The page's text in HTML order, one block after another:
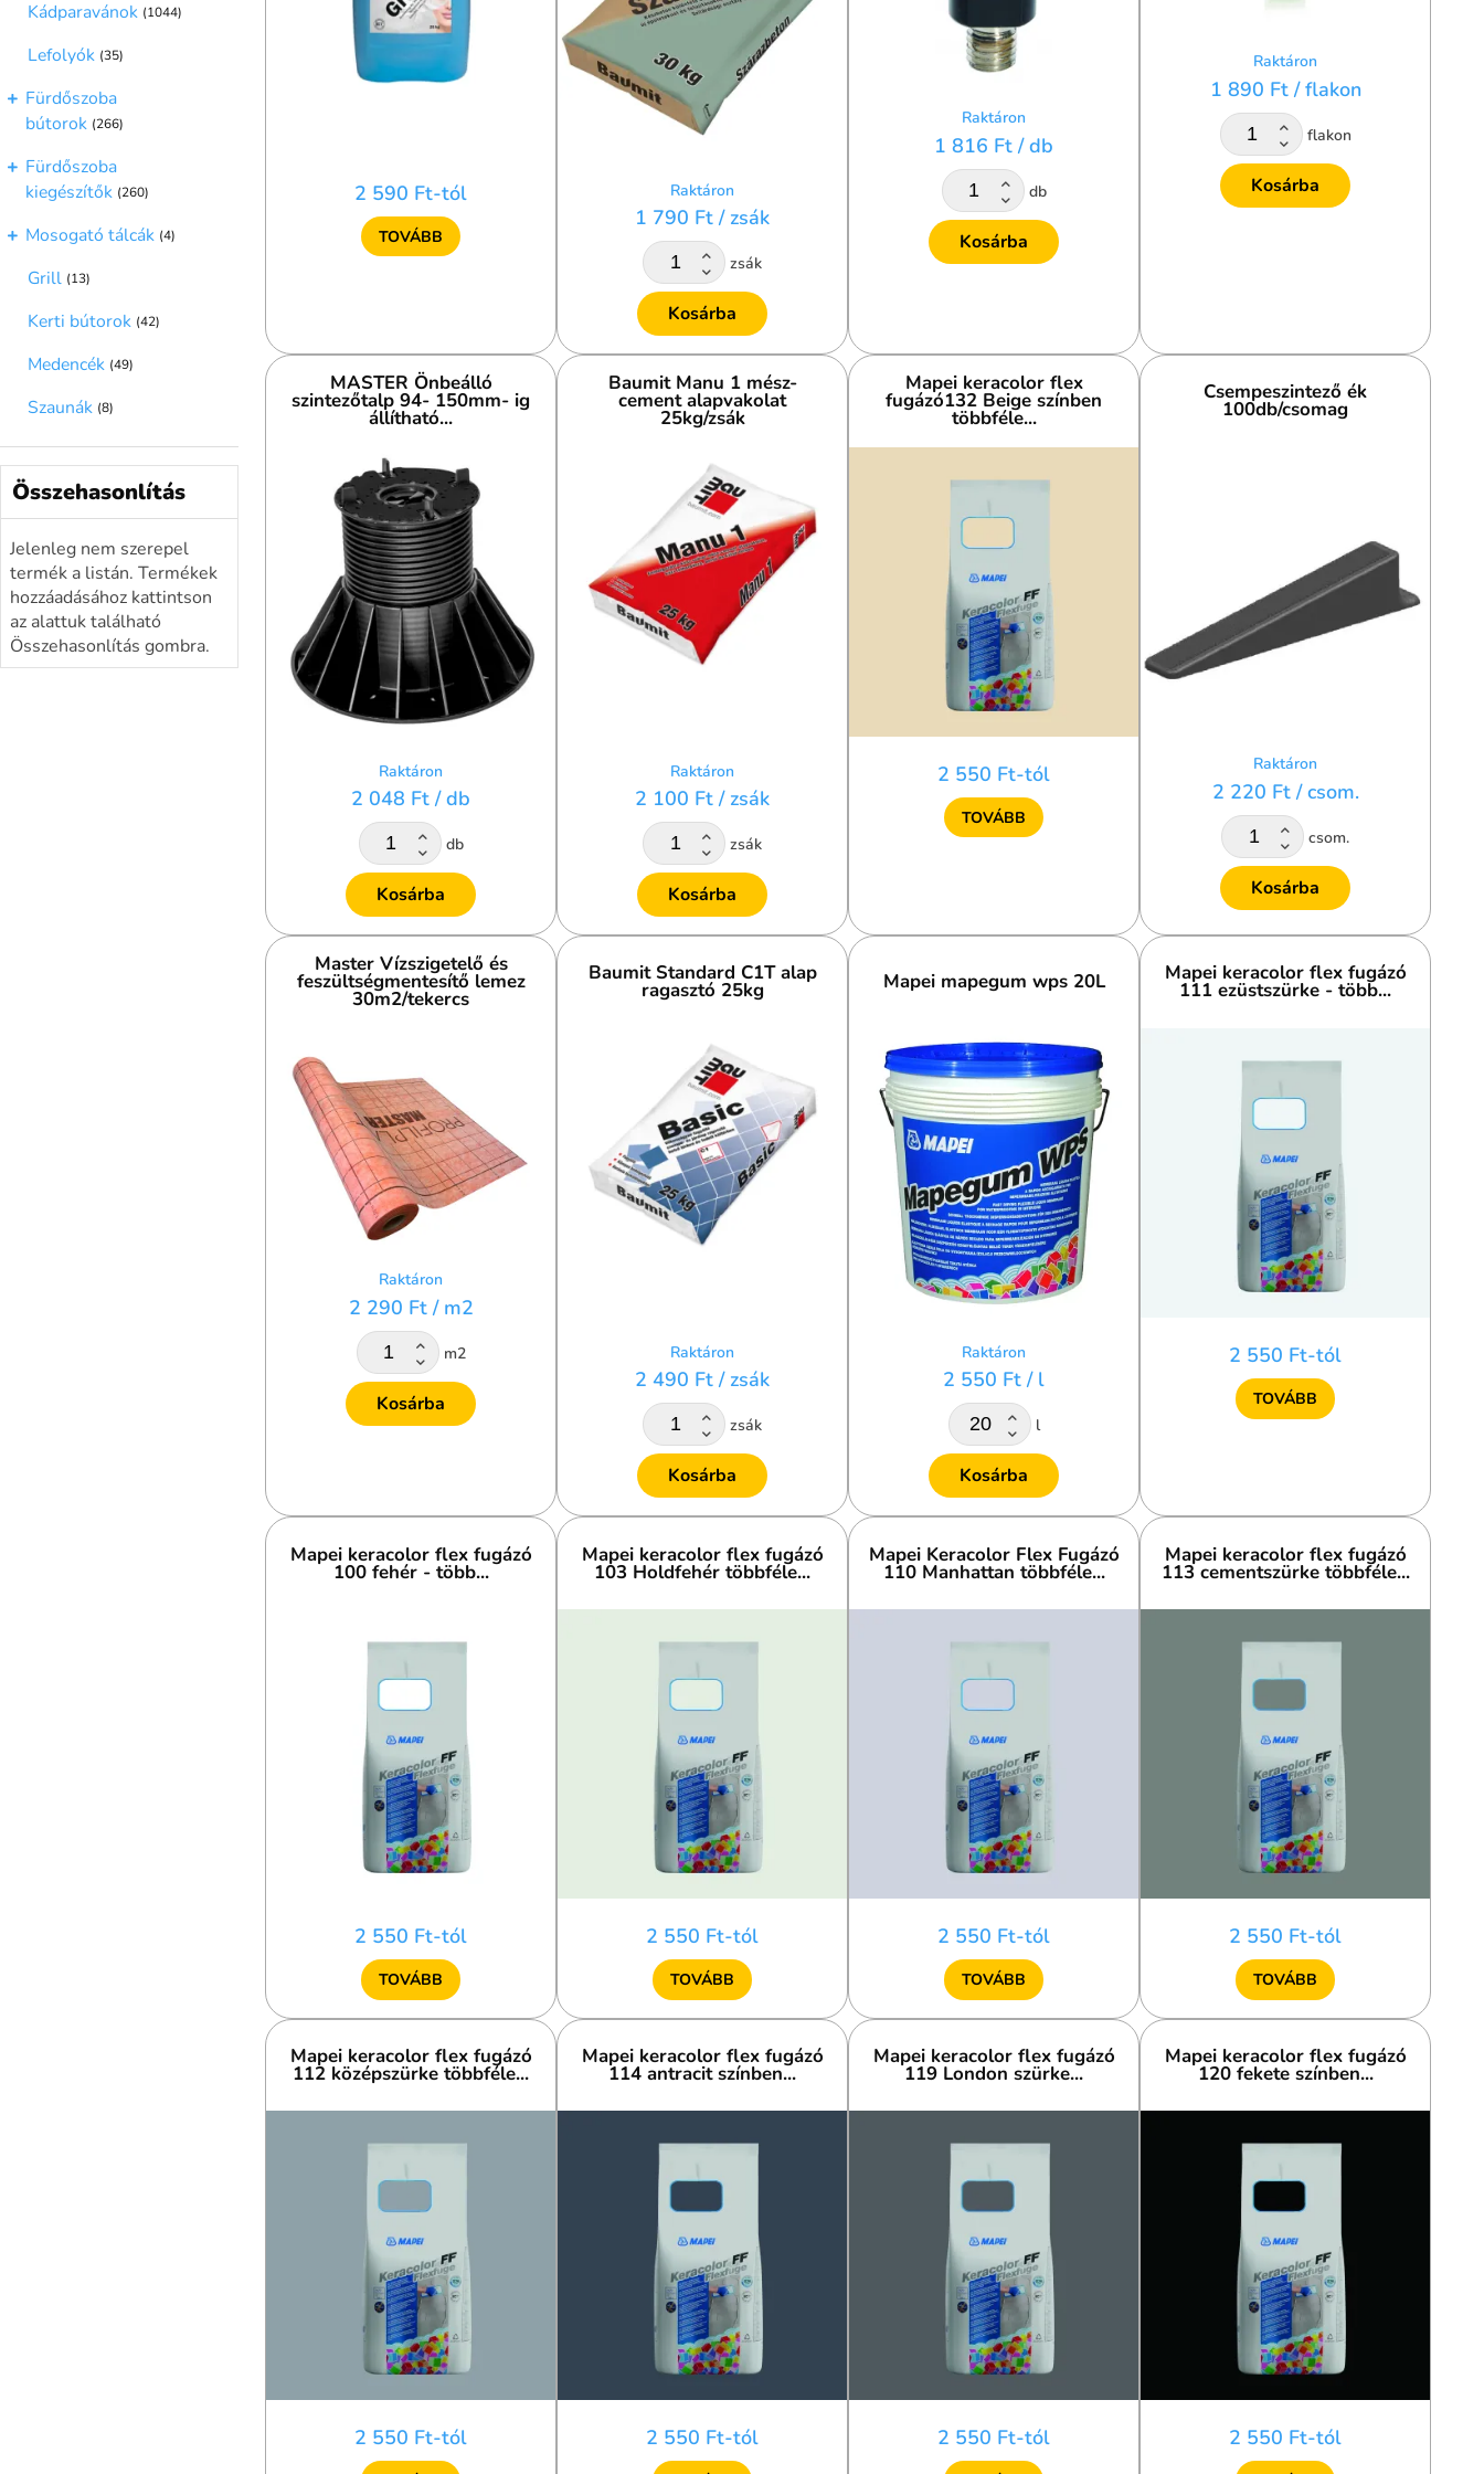
Kádparavánok (1044)
Lefolyók (35)
Fürdőszoba
bútorok (266)
Fürdőszoba
kiegészítők (260)
Mosogató tálcák (4)
Grill (13)
Kerti bútorok (42)
Medencék (49)
Szaunák (8)
Összehasonlítás
Jelenleg nem szerepel
termék a listán. Termékek
hozzáadásához kattintson
az alattuk található
Összehasonlítás gombra.
2 590 Ft-tól
TOVÁBB
Raktáron
1 790 Ft / zsák
zsák
Kosárba
Raktáron
1 816 Ft / db
db
Kosárba
Raktáron
1 890 Ft / flakon
flakon
Kosárba
MASTER Önbeálló
szintezőtalp 94- 150mm- ig
állítható...
Raktáron
2 048 Ft / db
db
Kosárba
Baumit Manu 1 mész-
cement alapvakolat
25kg/zsák
Raktáron
2 100 Ft / zsák
zsák
Kosárba
Mapei keracolor flex
fugázó132 Beige színben
többféle...
2 550 Ft-tól
TOVÁBB
Csempeszintező ék
100db/csomag
Raktáron
2 220 Ft / csom.
csom.
Kosárba
Master Vízszigetelő és
feszültségmentesítő lemez
30m2/tekercs
Raktáron
2 290 Ft / m2
m2
Kosárba
Baumit Standard C1T alap
ragasztó 25kg
Raktáron
2 490 Ft / zsák
zsák
Kosárba
Mapei mapegum wps 20L
Raktáron
2 550 Ft / l
l
Kosárba
Mapei keracolor flex fugázó
111 ezüstszürke - több...
2 550 Ft-tól
TOVÁBB
Mapei keracolor flex fugázó
100 fehér - több...
2 550 Ft-tól
TOVÁBB
Mapei keracolor flex fugázó
103 Holdfehér többféle...
2 550 Ft-tól
TOVÁBB
Mapei Keracolor Flex Fugázó
110 Manhattan többféle...
2 550 Ft-tól
TOVÁBB
Mapei keracolor flex fugázó
113 cementszürke többféle...
2 550 Ft-tól
TOVÁBB
Mapei keracolor flex fugázó
112 középszürke többféle...
2 550 Ft-tól
Mapei keracolor flex fugázó
114 antracit színben...
2 550 Ft-tól
Mapei keracolor flex fugázó
119 London szürke...
2 550 Ft-tól
Mapei keracolor flex fugázó
120 fekete színben...
2 550 Ft-tól